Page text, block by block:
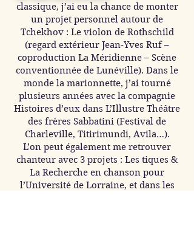
classique, j’ai eu la chance de monter
un projet personnel autour de
Tchekhov : Le violon de Rothschild
(regard extérieur Jean-Yves Ruf –
coproduction La Méridienne – Scène
conventionnée de Lunéville). Dans le
monde la marionnette, j’ai tourné
plusieurs années avec la compagnie
Histoires d’eux dans L’Illustre Théâtre
des frères Sabbatini (Festival de
Charleville, Titirimundi, Avila…).
L’on peut également me retrouver
chanteur avec 3 projets : Les tiques &
La Recherche en chanson pour
l’Université de Lorraine, et dans les